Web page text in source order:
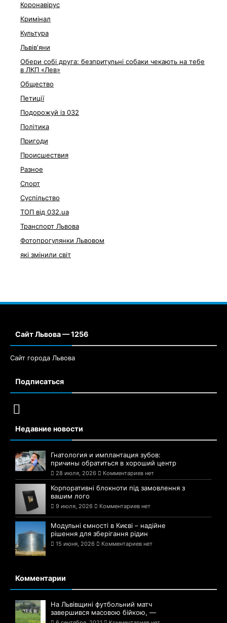
Коронавірус
Кримінал
Культура
Львівʼяни
Обери собі друга: безпритульні собаки чекають на тебе
в ЛКП «Лев»
Общество
Петиції
Подорожуй із 032
Політика
Пригоди
Происшествия
Разное
Спорт
Суспільство
ТОП від 032.ua
Транспорт Львова
Фотопрогулянки Львовом
які змінили світ
Сайт Львова — 1256
Сайт города Львова
Подписаться
Недавние новости
Гнатология и имплантация зубов:
причины обратиться в хороший центр
28 июля, 2026 Комментариев нет
Корпоративні блокноти під замовлення з
вашим лого
9 июля, 2026 Комментариев нет
Модульні ємності в Києві – надійне
рішення для зберігання рідин
15 июня, 2026 Комментариев нет
Комментарии
На Львівщині футбольний матч
завершився масовою бійкою, —